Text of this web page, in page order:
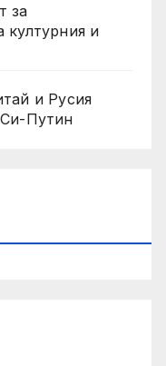
за
културния и
и Русия
Путин